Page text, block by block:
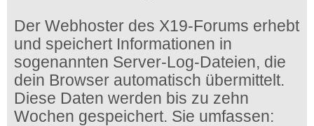
Der Webhoster des X19-Forums erhebt
und speichert Informationen in
sogenannten Server-Log-Dateien, die
dein Browser automatisch übermittelt.
Diese Daten werden bis zu zehn
Wochen gespeichert. Sie umfassen: